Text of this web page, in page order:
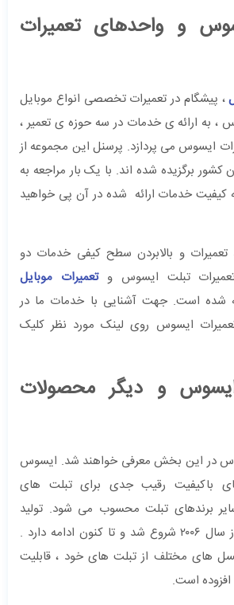
و واحدهای تعمیرات
، پیشگام در تعمیرات تخصصی انواع موبایل
، به ارائه ی خدمات در سه حوزه ی تعمیر ،
ایسوس می پردازد. پرسنل این مجموعه از
کشور برگزیده شده اند. با یک بار مراجعه به
کیفیت خدمات ارائه شده در آن پی خواهید
و بالابردن سطح کیفی خدمات دو
تبلت ایسوس وتعمیرات موبایل
شده است. جهت آشنایی با خدمات ما در
ایسوس روی لینک مورد نظر کلیک
ایسوس و دیگر محصولات
در این بخش معرفی خواهند شد. ایسوس
باکیفیت رقیب جدی برای تبلت های
برندهای تبلت محسوب می شود. تولید
تبلت در این شرکت از سال ۲۰۰۶ شروع شد و تا کنون ادامه دارد .
های مختلف از تبلت های خود ، قابلیت
است.